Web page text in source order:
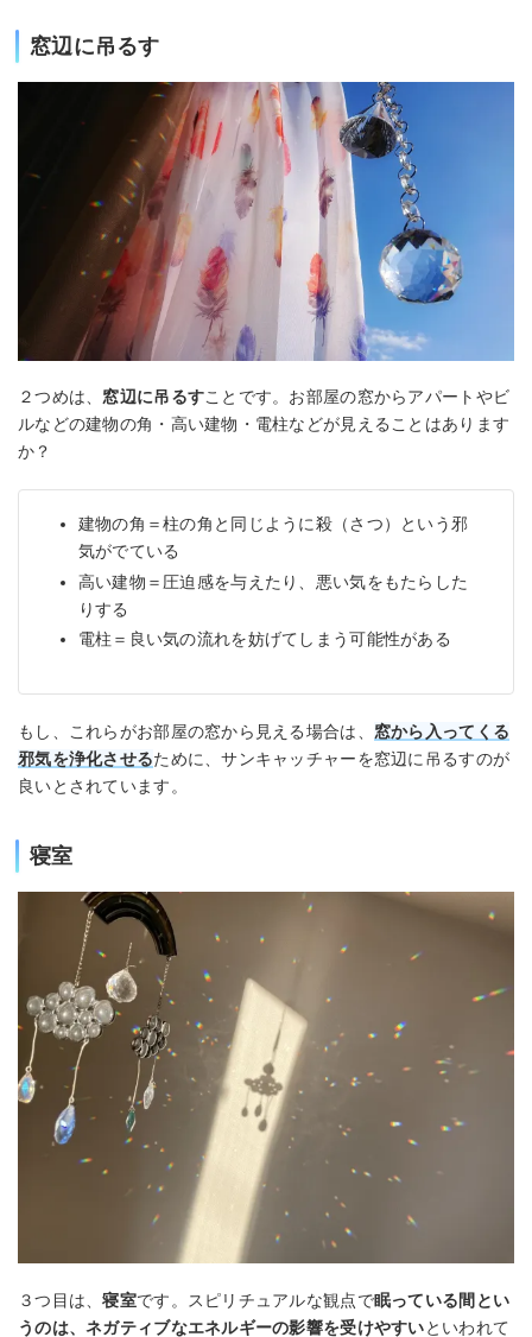
窓辺に吊るす
２つめは、 窓辺に吊るすことです。お部屋の窓からアパートやビ
ルなどの建物の角・高い建物・電柱などが見えることはあります
か？
建物の角＝柱の角と同じように殺（さつ）という邪
気がでている
高い建物＝圧迫感を与えたり、悪い気をもたらした
りする
電柱＝良い気の流れを妨げてしまう可能性がある
もし、これらがお部屋の窓から見える場合は、 窓から入ってくる
邪気を浄化させるために、サンキャッチャーを窓辺に吊るすのが
良いとされています。
寝室
３つ目は、寝室です。スピリチュアルな観点で眠っている間とい
うのは、ネガティブなエネルギーの影響を受けやすいといわれて